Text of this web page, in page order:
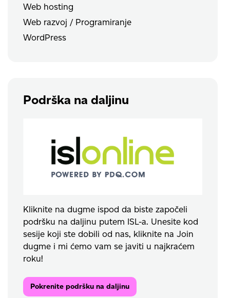
Web hosting
Web razvoj / Programiranje
WordPress
Podrška na daljinu
Kliknite na dugme ispod da biste započeli
podršku na daljinu putem ISL-a. Unesite kod
sesije koji ste dobili od nas, kliknite na Join
dugme i mi ćemo vam se javiti u najkraćem
roku!
Pokrenite podršku na daljinu